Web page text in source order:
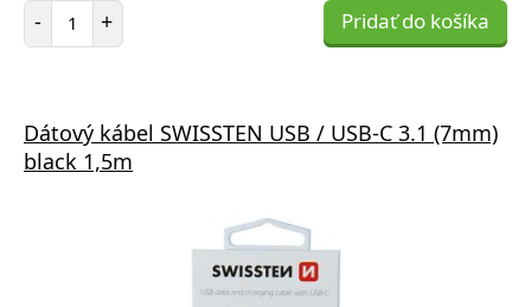
- Počet položiek
+ Pridať do košíka
Dátový kábel SWISSTEN USB / USB-C 3.1 (7mm)
black 1,5m